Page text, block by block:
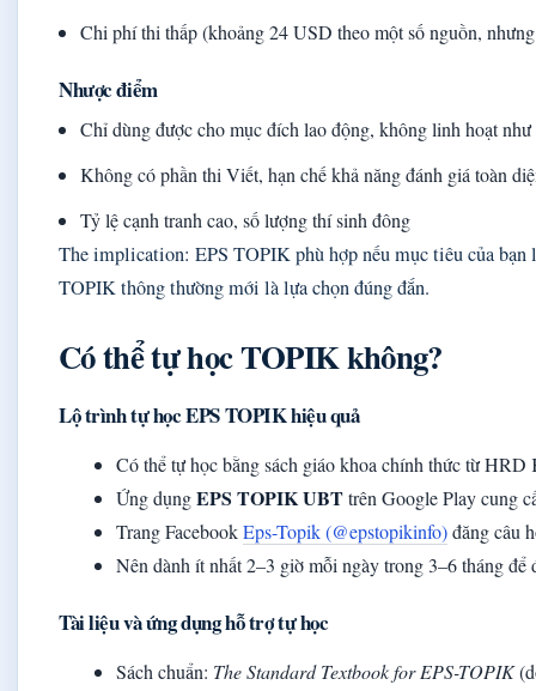
Chi phí thi thấp (khoảng 24 USD theo một số nguồn,
Nhược điểm
Chỉ dùng được cho mục đích lao động, không linh hoạt
Không có phần thi Viết, hạn chế khả năng đánh giá toàn
Tỷ lệ cạnh tranh cao, số lượng thí sinh đông
The implication: EPS TOPIK phù hợp nếu mục tiêu của
TOPIK thông thường mới là lựa chọn đúng đắn.
Có thể tự học TOPIK không?
Lộ trình tự học EPS TOPIK hiệu quả
Có thể tự học bằng sách giáo khoa chính thức từ
Ứng dụngEPS TOPIK UBTtrên Google Play cung
Trang FacebookEps-Topik (@epstopikinfo)đăng câu
Nên dành ít nhất 2–3 giờ mỗi ngày trong 3–6 tháng để
Tài liệu và ứng dụng hỗ trợ tự học
Sách chuẩn: The Standard Textbook for EPS-TOPIK